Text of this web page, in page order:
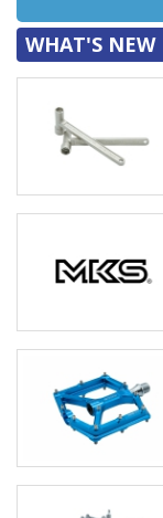
WHAT'S NEW